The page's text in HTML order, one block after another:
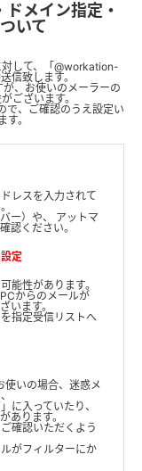
メイン指定・
いて
して、「@workation-
信致します。
、お使いのメーラーの
ございます。
で、ご確認のうえ設定い
。
レスを入力されて
ー）や、 アットマ
認ください。
定
能性があります。
からのメールが
います。
指定受信リストへ
いの場合、迷惑メ
に入っていたり、
あります。
確認いただくよう
がフィルターにか